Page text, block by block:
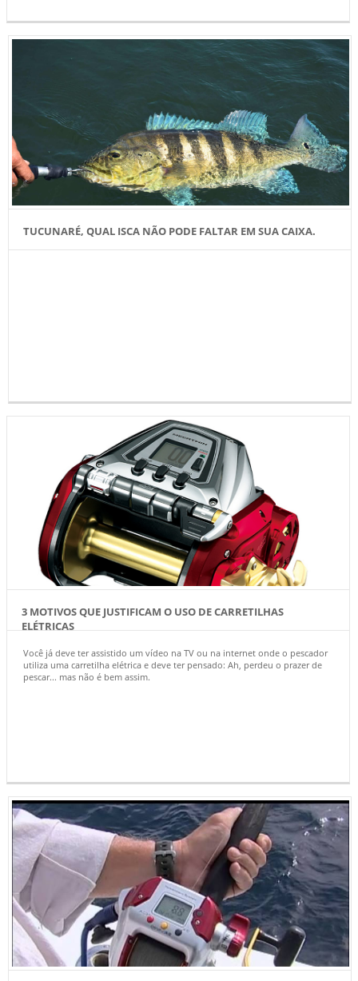
TUCUNARÉ, QUAL ISCA NÃO PODE FALTAR EM SUA CAIXA.
3 MOTIVOS QUE JUSTIFICAM O USO DE CARRETILHAS
ELÉTRICAS
Você já deve ter assistido um vídeo na TV ou na internet onde o pescador
utiliza uma carretilha elétrica e deve ter pensado: Ah, perdeu o prazer de
pescar... mas não é bem assim.